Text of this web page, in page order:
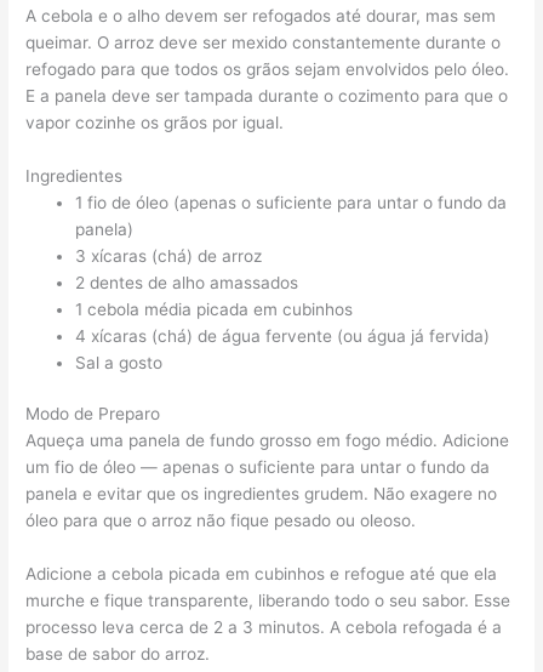
A cebola e o alho devem ser refogados até dourar, mas sem
queimar. O arroz deve ser mexido constantemente durante o
refogado para que todos os grãos sejam envolvidos pelo óleo.
E a panela deve ser tampada durante o cozimento para que o
vapor cozinhe os grãos por igual.
Ingredientes
1 fio de óleo (apenas o suficiente para untar o fundo da
panela)
3 xícaras (chá) de arroz
2 dentes de alho amassados
1 cebola média picada em cubinhos
4 xícaras (chá) de água fervente (ou água já fervida)
Sal a gosto
Modo de Preparo
Aqueça uma panela de fundo grosso em fogo médio. Adicione
um fio de óleo — apenas o suficiente para untar o fundo da
panela e evitar que os ingredientes grudem. Não exagere no
óleo para que o arroz não fique pesado ou oleoso.
Adicione a cebola picada em cubinhos e refogue até que ela
murche e fique transparente, liberando todo o seu sabor. Esse
processo leva cerca de 2 a 3 minutos. A cebola refogada é a
base de sabor do arroz.